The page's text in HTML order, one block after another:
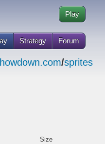
Strategy Forum
Play
/sprites
Size